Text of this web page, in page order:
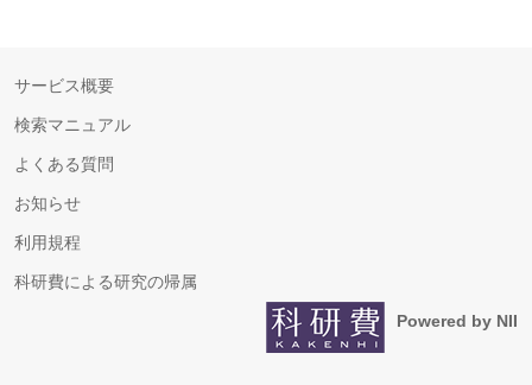
サービス概要
検索マニュアル
よくある質問
お知らせ
利用規程
科研費による研究の帰属
Powered by NII